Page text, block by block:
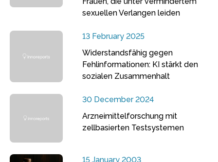
sexuellen Verlangen leiden
13 February 2025
Widerstandsfähig gegen
Fehlinformationen: KI stärkt den
sozialen Zusammenhalt
30 December 2024
Arzneimittelforschung mit
zellbasierten Testsystemen
15 January 2003